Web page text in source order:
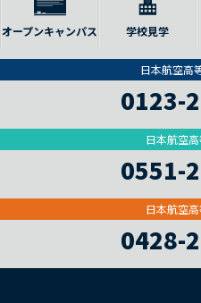
オープンキャンパス 学校見学
日本航空高
0123-
日本航空
0551-
日本航空
0428-